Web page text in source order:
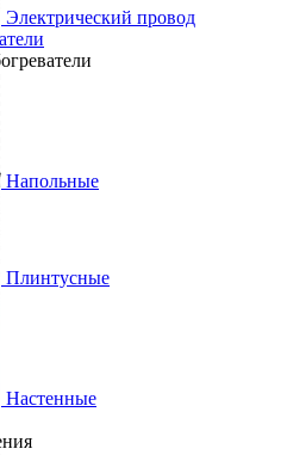
Электрический провод
Напольные
Плинтусные
Настенные